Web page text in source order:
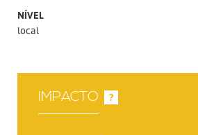
NÍVEL
local
IMPACTO ?